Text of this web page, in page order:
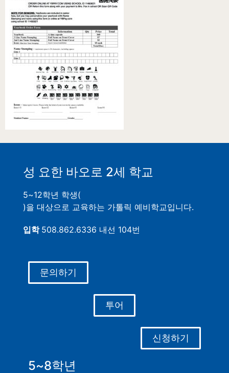
성 요한 바오로 2세 학교
5~12학년 학생(
)을 대상으로 교육하는 가톨릭 예비학교입니다.
입학 508.862.6336 내선 104번
문의하기
투어
신청하기
5~8학년